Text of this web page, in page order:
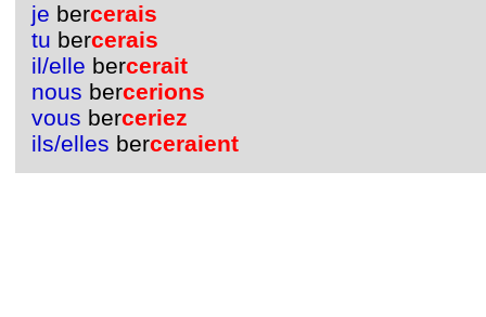
je bercerais
tu bercerais
il/elle bercerait
nous bercerions
vous berceriez
ils/elles berceraient